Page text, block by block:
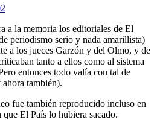
a la memoria los editoriales de El
periodismo serio y nada amarillista)
a los jueces Garzón y del Olmo, y de
tanto a ellos como al sistema
entonces todo valía con tal de
también).
fue también reproducido incluso en
El País lo hubiera sacado.